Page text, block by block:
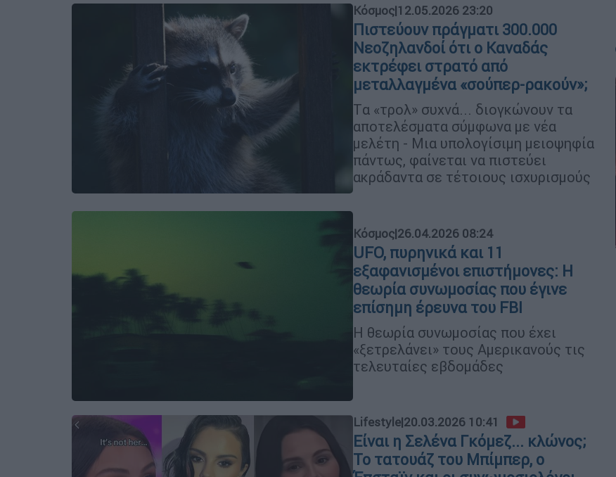
Κόσμος|12.05.2026 23:20
Πιστεύουν πράγματι 300.000
Νεοζηλανδοί ότι ο Καναδάς
εκτρέφει στρατό από
μεταλλαγμένα «σούπερ-ρακούν»;
Tα «τρολ» συχνά... διογκώνουν τα
αποτελέσματα σύμφωνα με νέα
μελέτη - Μια υπολογίσιμη μειοψηφία
πάντως, φαίνεται να πιστεύει
ακράδαντα σε τέτοιους ισχυρισμούς
Κόσμος|26.04.2026 08:24
UFO, πυρηνικά και 11
εξαφανισμένοι επιστήμονες: Η
θεωρία συνωμοσίας που έγινε
επίσημη έρευνα του FBI
Η θεωρία συνωμοσίας που έχει
«ξετρελάνει» τους Αμερικανούς τις
τελευταίες εβδομάδες
Lifestyle|20.03.2026 10:41
Είναι η Σελένα Γκόμεζ... κλώνος;
Το τατουάζ του Μπίμπερ, ο